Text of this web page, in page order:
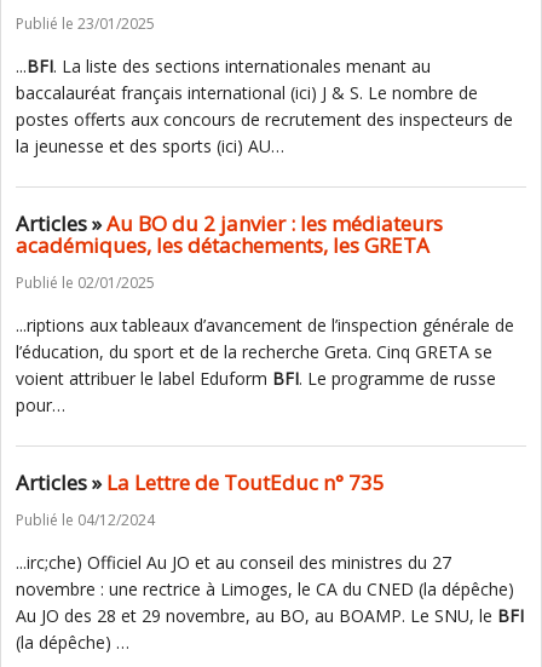
Publié le 23/01/2025
...BFI. La liste des sections internationales menant au
baccalauréat français international (ici) J & S. Le nombre de
postes offerts aux concours de recrutement des inspecteurs de
la jeunesse et des sports (ici) AU…
Articles »Au BO du 2 janvier : les médiateurs
académiques, les détachements, les GRETA
Publié le 02/01/2025
...riptions aux tableaux d’avancement de l’inspection générale de
l’éducation, du sport et de la recherche Greta. Cinq GRETA se
voient attribuer le label Eduform BFI. Le programme de russe
pour…
Articles »La Lettre de ToutEduc n° 735
Publié le 04/12/2024
...irc;che) Officiel Au JO et au conseil des ministres du 27
novembre : une rectrice à Limoges, le CA du CNED (la dépêche)
Au JO des 28 et 29 novembre, au BO, au BOAMP. Le SNU, le BFI
(la dépêche) …